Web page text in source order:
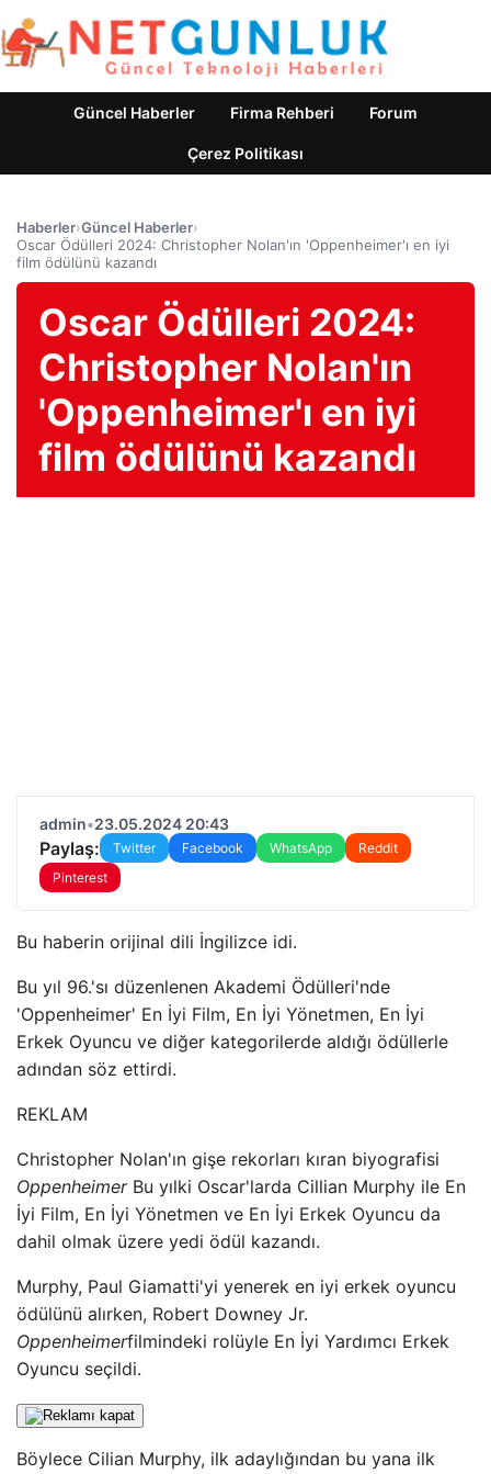
Güncel Haberler Firma Rehberi Forum
Çerez Politikası
Haberler›Güncel Haberler›
Oscar Ödülleri 2024: Christopher Nolan'ın 'Oppenheimer'ı en iyi
film ödülünü kazandı
Oscar Ödülleri 2024:
Christopher Nolan'ın
'Oppenheimer'ı en iyi
film ödülünü kazandı
admin•23.05.2024 20:43
Paylaş: Twitter Facebook WhatsApp
Reddit
Pinterest
Bu haberin orijinal dili İngilizce idi.
Bu yıl 96.'sı düzenlenen Akademi Ödülleri'nde
'Oppenheimer' En İyi Film, En İyi Yönetmen, En İyi
Erkek Oyuncu ve diğer kategorilerde aldığı ödüllerle
adından söz ettirdi.
REKLAM
Christopher Nolan'ın gişe rekorları kıran biyografisi
OppenheimerBu yılki Oscar'larda Cillian Murphy ile En
İyi Film, En İyi Yönetmen ve En İyi Erkek Oyuncu da
dahil olmak üzere yedi ödül kazandı.
Murphy, Paul Giamatti'yi yenerek en iyi erkek oyuncu
ödülünü alırken, Robert Downey Jr.
Oppenheimerfilmindeki rolüyle En İyi Yardımcı Erkek
Oyuncu seçildi.
Böylece Cilian Murphy, ilk adaylığından bu yana ilk